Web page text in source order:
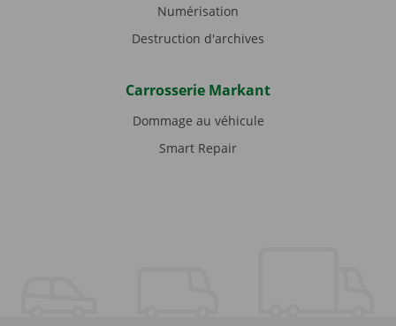
Numérisation
Destruction d'archives
Carrosserie Markant
Dommage au véhicule
Smart Repair